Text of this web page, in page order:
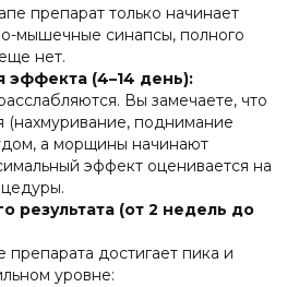
препарат только начинает
мышечные синапсы, полного
нет.
эффекта (4–14 день):
Вы замечаете, что
поднимание
а морщины начинают
эффект оценивается на
результата (от 2 недель до
препарата достигает пика и
уровне: